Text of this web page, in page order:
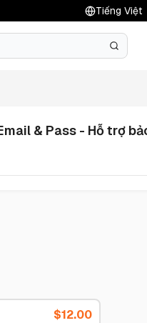
Tiếng Việt
& Pass - Hỗ trợ
$12.00